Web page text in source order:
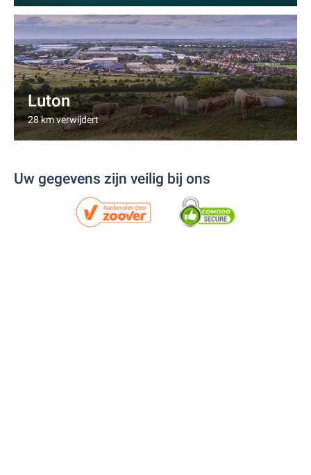
Luton
28 km verwijdert
Uw gegevens zijn veilig bij ons